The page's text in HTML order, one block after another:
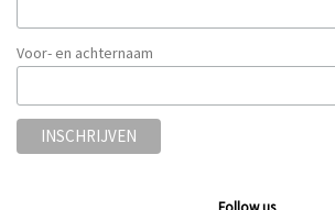
Voor- en achternaam